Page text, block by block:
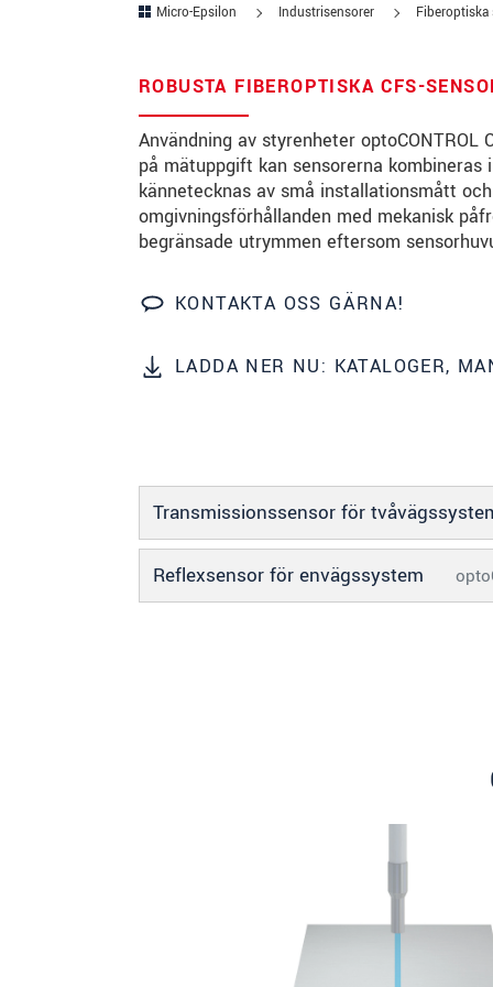
Micro-Epsilon Industrisensorer Fiberoptiska
ROBUSTA FIBEROPTISKA CFS-
Användning av styrenheter
på mätuppgift kan sensorerna
kännetecknas av små installationsmått
omgivningsförhållanden med mekanisk
begränsade utrymmen eftersom
KONTAKTA OSS GÄRNA!
LADDA NER NU: KATALOGER,
Transmissionssensor för
Reflexsensor för envägssystem
Postnummer*
Ort*
Land*
Telefon*
Vi behandlar dina uppgifter
SKICKA MEDDELANDE